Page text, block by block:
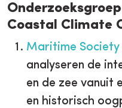
Coastal Climate
Maritime
analyseren de
en de zee vanuit
en historisch